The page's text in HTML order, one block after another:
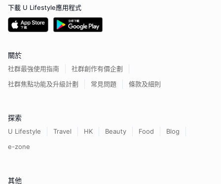
下載 U Lifestyle應用程式
關於
社群最強使用指南
社群創作有價企劃
社群焦點功能及升級計劃
常見問題 條款及細則
探索
U Lifestyle Travel HK Beauty Food
Blog
e-zone
其他